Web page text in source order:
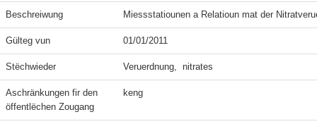
Beschreiwung Miessstatiounen a Relatioun mat der
Gülteg vun 01/01/2011
Stëchwieder Veruerdnung,  nitrates
Aschränkungen fir den
öffentlëchen Zougang
keng